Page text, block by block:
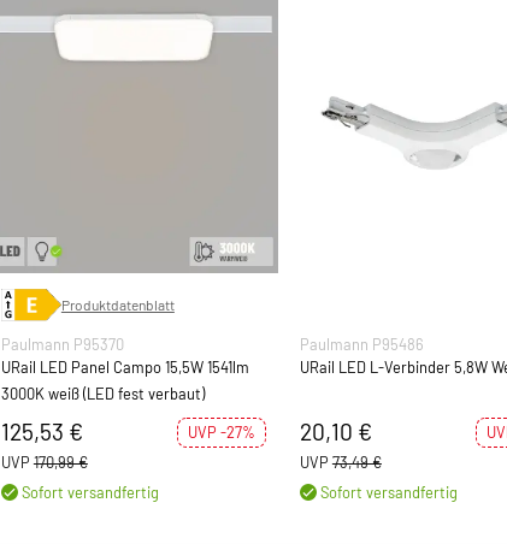
Produktdatenblatt
Paulmann P95370
URail LED Panel Campo 15,5W 1541lm
3000K weiß (LED fest verbaut)
125,53 €
UVP -27%
UVP 170,99 €
Sofort versandfertig
Paulmann P95486
URail LED L-Verbinder 5,8W
20,10 €
UVP 73,49 €
Sofort versandfertig